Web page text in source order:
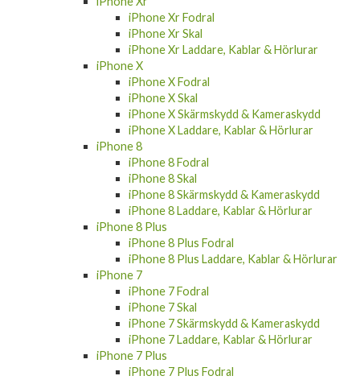
iPhone Xr Fodral
iPhone Xr Skal
iPhone Xr Laddare, Kablar & Hörlurar
iPhone X
iPhone X Fodral
iPhone X Skal
iPhone X Skärmskydd & Kameraskydd
iPhone X Laddare, Kablar & Hörlurar
iPhone 8
iPhone 8 Fodral
iPhone 8 Skal
iPhone 8 Skärmskydd & Kameraskydd
iPhone 8 Laddare, Kablar & Hörlurar
iPhone 8 Plus
iPhone 8 Plus Fodral
iPhone 8 Plus Laddare, Kablar & Hörlurar
iPhone 7
iPhone 7 Fodral
iPhone 7 Skal
iPhone 7 Skärmskydd & Kameraskydd
iPhone 7 Laddare, Kablar & Hörlurar
iPhone 7 Plus
iPhone 7 Plus Fodral